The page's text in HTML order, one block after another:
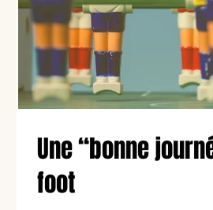
Une “bonne
foot